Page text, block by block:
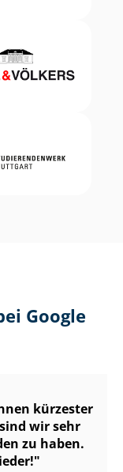
Google
kürzester
wir sehr
zu haben.